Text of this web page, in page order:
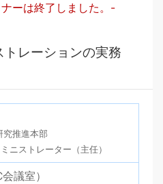
ーは終了しました。-
トレーションの実務
究推進本部
ニストレーター（主任）
議室）